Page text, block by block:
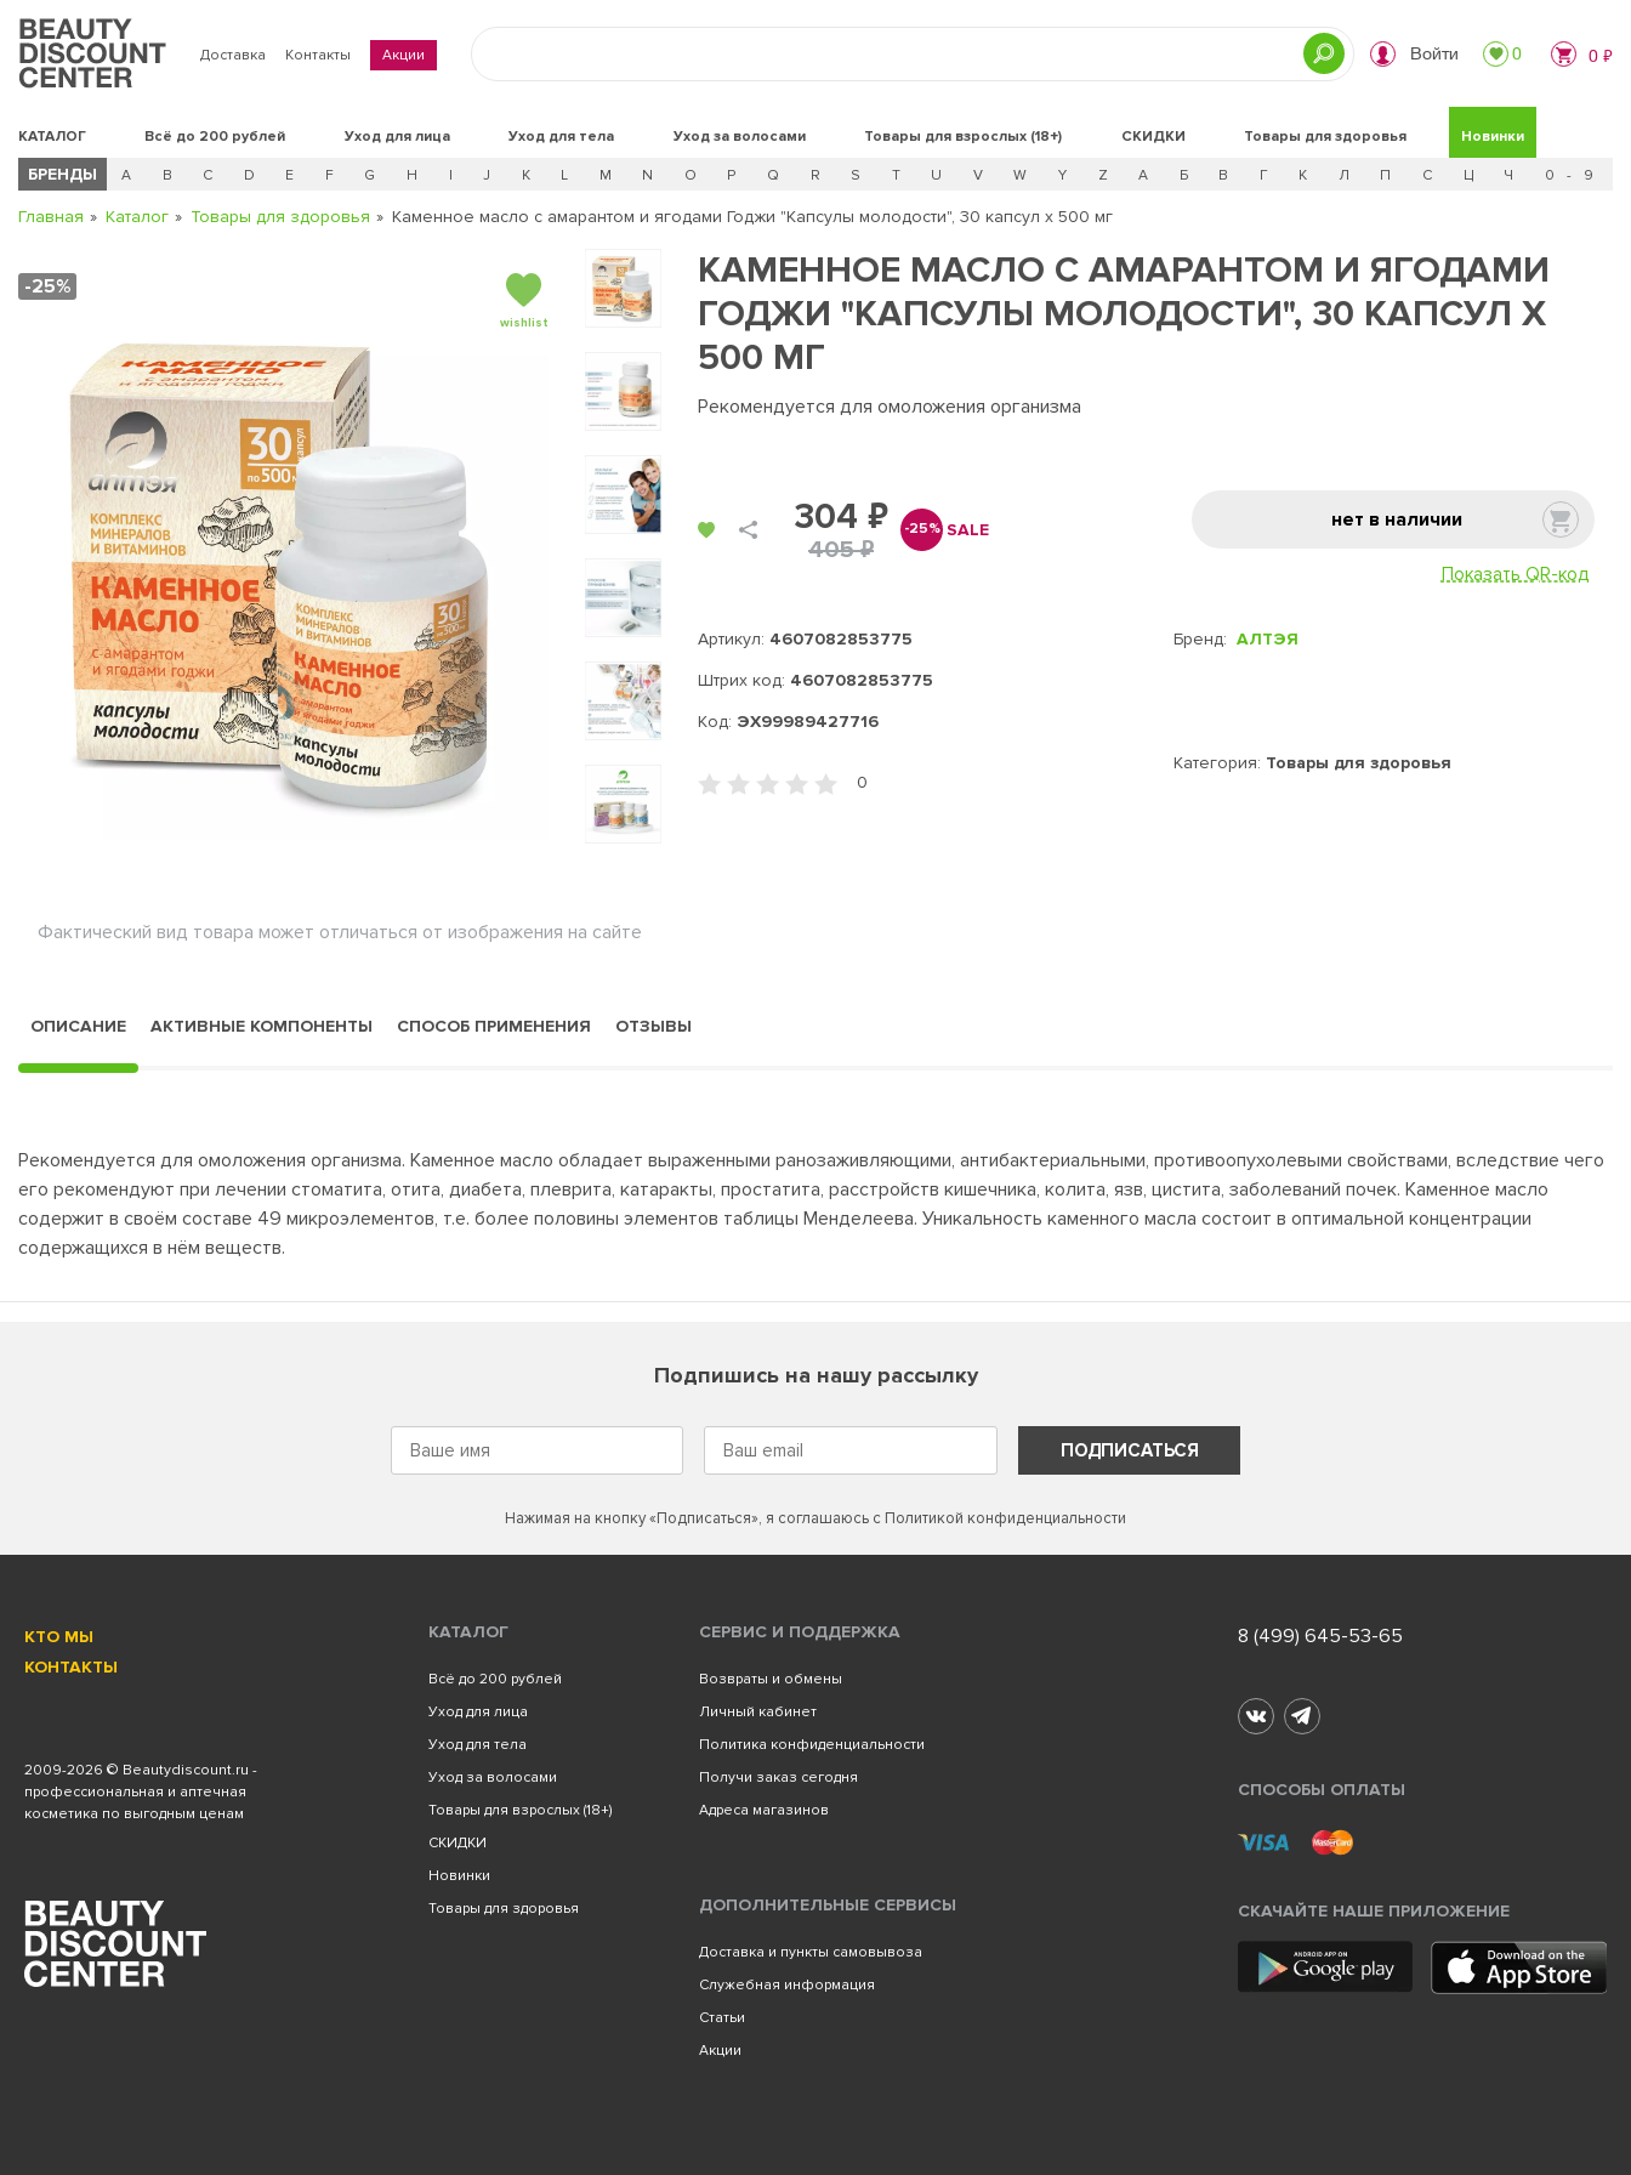
Доставка Контакты Акции Войти 0 0 ₽
КАТАЛОГ Всё до 200 рублей Уход для лица Уход для тела Уход за волосами Товары для взрослых (18+) СКИДКИ Новинки
Товары для здоровья
БРЕНДЫ A B C D E F G H I J K L M N O P Q R S T U V W Y Z А Б В Г К Л П С Ц Ч 0 - 9
Главная Каталог Товары для здоровья Каменное масло с амарантом и ягодами Годжи "Капсулы молодости", 30 капсул х 500 мг
-25%
wishlist
Фактический вид товара может отличаться от изображения на сайте
КАМЕННОЕ МАСЛО С АМАРАНТОМ И ЯГОДАМИ
ГОДЖИ "КАПСУЛЫ МОЛОДОСТИ", 30 КАПСУЛ Х
500 МГ
Рекомендуется для омоложения организма
304 ₽
405 ₽
-25% SALE нет в наличии
Показать QR-код
Артикул: 4607082853775
Штрих код: 4607082853775
Код: ЭХ99989427716
Бренд: АЛТЭЯ
Категория: Товары для здоровья
0
ОПИСАНИЕ АКТИВНЫЕ КОМПОНЕНТЫ СПОСОБ ПРИМЕНЕНИЯ ОТЗЫВЫ
Рекомендуется для омоложения организма. Каменное масло обладает выраженными ранозаживляющими, антибактериальными, противоопухолевыми свойствами, вследствие чего
его рекомендуют при лечении стоматита, отита, диабета, плеврита, катаракты, простатита, расстройств кишечника, колита, язв, цистита, заболеваний почек. Каменное масло
содержит в своём составе 49 микроэлементов, т.е. более половины элементов таблицы Менделеева. Уникальность каменного масла состоит в оптимальной концентрации
содержащихся в нём веществ.
Подпишись на нашу рассылку
ПОДПИСАТЬСЯ
Нажимая на кнопку «Подписаться», я соглашаюсь с Политикой конфиденциальности
КТО МЫ
КОНТАКТЫ
2009-2026 © Beautydiscount.ru -
профессиональная и аптечная
косметика по выгодным ценам
КАТАЛОГ
Всё до 200 рублей
Уход для лица
Уход для тела
Уход за волосами
Товары для взрослых (18+)
СКИДКИ
Новинки
Товары для здоровья
СЕРВИС И ПОДДЕРЖКА
Возвраты и обмены
Личный кабинет
Политика конфиденциальности
Получи заказ сегодня
Адреса магазинов
ДОПОЛНИТЕЛЬНЫЕ СЕРВИСЫ
Доставка и пункты самовывоза
Служебная информация
Статьи
Акции
8 (499) 645-53-65
СПОСОБЫ ОПЛАТЫ
СКАЧАЙТЕ НАШЕ ПРИЛОЖЕНИЕ